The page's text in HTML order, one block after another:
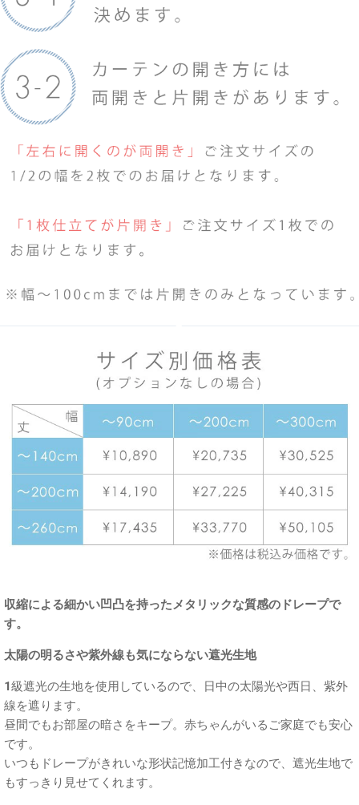
収縮による細かい凹凸を持ったメタリックな質感のドレープで
す。
太陽の明るさや紫外線も気にならない遮光生地
1級遮光の生地を使用しているので、日中の太陽光や西日、紫外
線を遮ります。
昼間でもお部屋の暗さをキープ。赤ちゃんがいるご家庭でも安心
です。
いつもドレープがきれいな形状記憶加工付きなので、遮光生地で
もすっきり見せてくれます。